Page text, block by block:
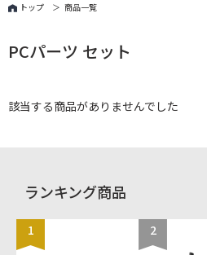
トップ 商品一覧
PCパーツ セット
該当する商品がありませんでした
ランキング商品
1 2